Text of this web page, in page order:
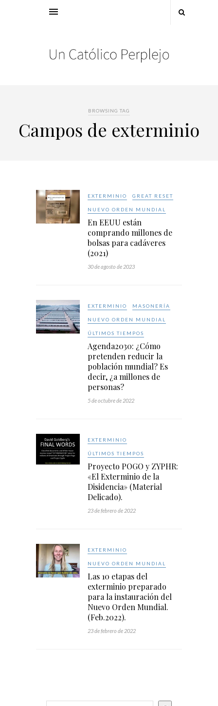
BROWSING TAG
Campos de exterminio
EXTERMINIO GREAT RESET
NUEVO ORDEN MUNDIAL
En EEUU están
comprando millones de
bolsas para cadáveres
(2021)
30 de agosto de 2023
EXTERMINIO MASONERÍA
NUEVO ORDEN MUNDIAL
ÚLTIMOS TIEMPOS
Agenda2030: ¿Cómo
pretenden reducir la
población mundial? Es
decir, ¿a millones de
personas?
5 de octubre de 2022
EXTERMINIO
ÚLTIMOS TIEMPOS
Proyecto POGO y ZYPHR:
«El Exterminio de la
Disidencia» (Material
Delicado).
23 de febrero de 2022
EXTERMINIO
NUEVO ORDEN MUNDIAL
Las 10 etapas del
exterminio preparado
para la instauración del
Nuevo Orden Mundial.
(Feb.2022).
23 de febrero de 2022